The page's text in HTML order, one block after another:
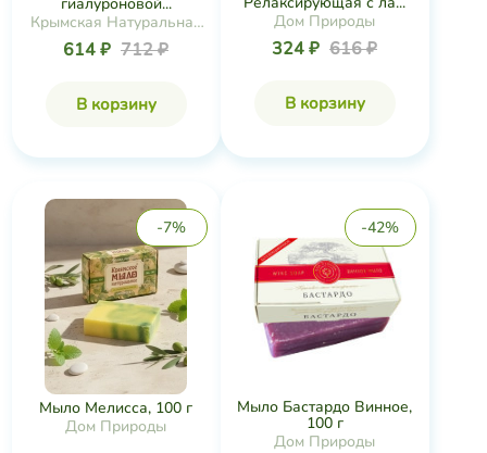
Крымская Натуральная
Коллекция
614 ₽ 712 ₽
В корзину
Дом Природы
324 ₽ 616 ₽
В корзину
-7%
Мыло Мелисса, 100 г
Дом Природы
-42%
Мыло Бастардо Винное,
100 г
Дом Природы